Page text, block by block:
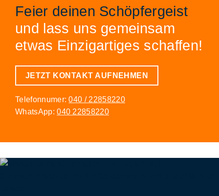
Feier deinen Schöpfergeist
und lass uns gemeinsam
etwas Einzigartiges schaffen!
JETZT KONTAKT AUFNEHMEN
Telefonnumer:040 / 22858220
WhatsApp:040 22858220